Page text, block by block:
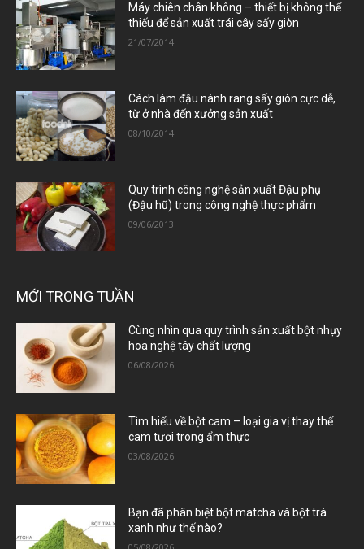
Máy chiên chân không – thiết bị không thể
thiếu để sản xuất trái cây sấy giòn
21/07/2014
Cách làm đậu nành rang sấy giòn cực dễ,
từ ở nhà đến xưởng sản xuất
08/10/2014
Quy trình công nghệ sản xuất Đậu phụ
(Đậu hũ) trong công nghệ thực phẩm
09/06/2013
MỚI TRONG TUẦN
Cùng nhìn qua quy trình sản xuất bột nhụy
hoa nghệ tây chất lượng
06/08/2026
Tìm hiểu về bột cam – loại gia vị thay thế
cam tươi trong ẩm thực
03/08/2026
Bạn đã phân biệt bột matcha và bột trà
xanh như thế nào?